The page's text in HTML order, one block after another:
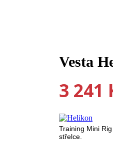
Vesta
3 241
Training Mini
střelce.